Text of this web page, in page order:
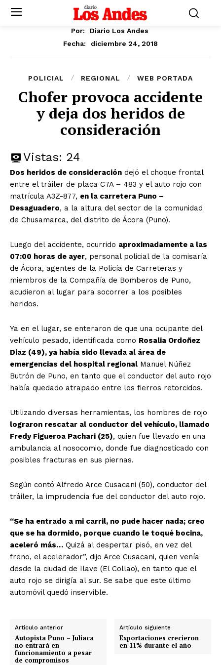
Por:
Diario Los Andes
Fecha:
diciembre 24, 2018
POLICIAL REGIONAL WEB PORTADA
Chofer provoca accidente
y deja dos heridos de
consideración
Vistas: 24
Dos heridos de consideración dejó el choque frontal
entre el tráiler de placa C7A – 483 y el auto rojo con
matrícula A3Z-877, en la carretera Puno –
Desaguadero, a la altura del sector de la comunidad
de Chusamarca, del distrito de Ácora (Puno).
Luego del accidente, ocurrido aproximadamente a las
07:00 horas de ayer, personal policial de la comisaría
de Ácora, agentes de la Policía de Carreteras y
miembros de la Compañía de Bomberos de Puno,
acudieron al lugar para socorrer a los posibles
heridos.
Ya en el lugar, se enteraron de que una ocupante del
vehículo pesado, identificada como Rosalia Ordoñez
Diaz (49), ya había sido llevada al área de
emergencias del hospital regional Manuel Núñez
Butrón de Puno, en tanto que el conductor del auto rojo
había quedado atrapado entre los fierros retorcidos.
Utilizando diversas herramientas, los hombres de rojo
lograron rescatar al conductor del vehículo, llamado
Fredy Figueroa Pachari (25), quien fue llevado en una
ambulancia al nosocomio, donde fue diagnosticado con
posibles fracturas en sus piernas.
Según contó Alfredo Arce Cusacani (50), conductor del
tráiler, la imprudencia fue del conductor del auto rojo.
“Se ha entrado a mi carril, no pude hacer nada; creo
que se ha dormido, porque cuando le toqué bocina,
aceleró más… Quizá al despertar pisó, en vez del
freno, el acelerador”, dijo Arce Cusacani, quien venía
desde la ciudad de Ilave (El Collao), en tanto que el
auto rojo se dirigía al sur. Se sabe que este último
automóvil quedó inservible.
Artículo anterior
Autopista Puno – Juliaca
no entrará en
funcionamiento a pesar
de compromisos
Artículo siguiente
Exportaciones crecieron
en 11% durante el año